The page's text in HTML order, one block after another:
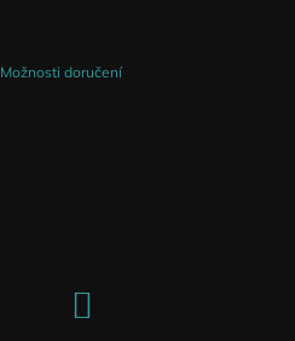
Možnosti doručení